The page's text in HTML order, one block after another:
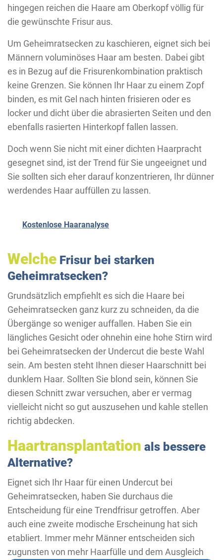
hingegen reichen die Haare am Oberkopf völlig für
die gewünschte Frisur aus.
Um Geheimratsecken zu kaschieren, eignet sich bei
Männern voluminöses Haar am besten. Dabei gibt
es in Bezug auf die Frisurenkombination praktisch
keine Grenzen. Sie können Ihr Haar zu einem Zopf
binden, es mit Gel nach hinten frisieren oder es
locker und dicht über die abrasierten Seiten und den
ebenfalls rasierten Hinterkopf fallen lassen.
Doch wenn Sie nicht mit einer dichten Haarpracht
gesegnet sind, ist der Trend für Sie ungeeignet und
Sie sollten sich eher darauf konzentrieren, Ihr dünner
werdendes Haar auffüllen zu lassen.
Kostenlose Haaranalyse
Welche Frisur bei starken
Geheimratsecken?
Grundsätzlich empfiehlt es sich die Haare bei
Geheimratsecken ganz kurz zu schneiden, da die
Übergänge so weniger auffallen. Haben Sie ein
längliches Gesicht oder ohnehin eine hohe Stirn wird
bei Geheimratsecken der Undercut die beste Wahl
sein. Am besten steht Ihnen dieser Haarschnitt bei
dunklem Haar. Sollten Sie blond sein, können Sie
diesen Schnitt zwar versuchen, aber er vermag
vielleicht nicht so gut auszusehen und kahle stellen
richtig abdecken.
Haartransplantation als bessere
Alternative?
Eignet sich Ihr Haar für einen Undercut bei
Geheimratsecken, haben Sie durchaus die
Entscheidung für eine Trendfrisur getroffen. Aber
auch eine zweite modische Erscheinung hat sich
etabliert. Immer mehr Männer entscheiden sich
zugunsten von mehr Haarfülle und dem Ausgleich